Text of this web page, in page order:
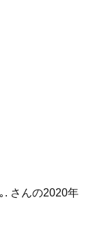
. さんの2020年